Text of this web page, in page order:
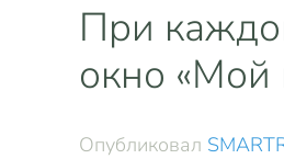
При
окно «Мой
Опубликовал